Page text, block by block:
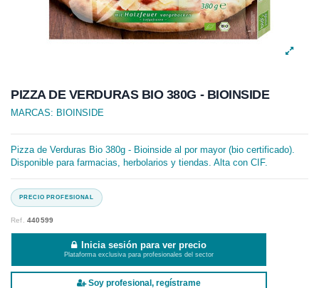
PIZZA DE VERDURAS BIO 380G - BIOINSIDE
MARCAS: BIOINSIDE
Pizza de Verduras Bio 380g - Bioinside al por mayor (bio certificado).
Disponible para farmacias, herbolarios y tiendas. Alta con CIF.
Ref.440599
Inicia sesión para ver precio
Plataforma exclusiva para profesionales del sector
Soy profesional, regístrame